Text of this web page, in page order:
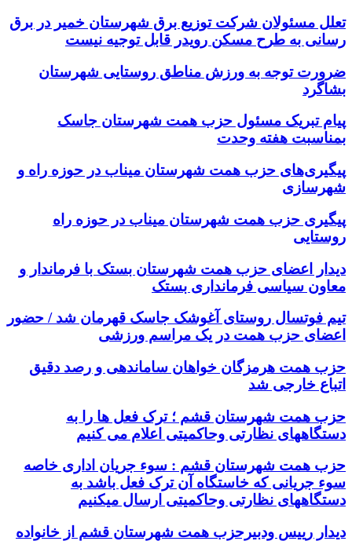
تعلل مسئولان شرکت توزیع برق شهرستان خمیر در برق
رسانی به طرح مسکن رویدر قابل توجیه نیست
ضرورت توجه به ورزش مناطق روستایی شهرستان
بشاگرد
پیام تبریک مسئول حزب همت شهرستان جاسک
بمناسبت هفته وحدت
پیگیری‌های حزب همت شهرستان میناب در حوزه راه و
شهرسازی
پیگیری حزب همت شهرستان میناب در حوزه راه
روستایی
دیدار اعضای حزب همت شهرستان بستک با فرماندار و
معاون سیاسی فرمانداری بستک
تیم فوتسال روستای آغوشک جاسک قهرمان شد / حضور
اعضای حزب همت در یک مراسم ورزشی
حزب همت هرمزگان خواهان ساماندهی و رصد دقیق
اتباع خارجی شد
حزب همت شهرستان قشم ؛ ترک فعل ها را به
دستگاههای نظارتی وحاکمیتی اعلام می کنیم
حزب همت شهرستان قشم : سوء جریان اداری خاصه
سوء جریانی که خاستگاه آن ترک فعل باشد به
دستگاههای نظارتی وحاکمیتی ارسال میکنیم
دیدار رییس ودبیرحزب همت شهرستان قشم از خانواده